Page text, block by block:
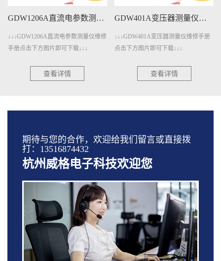
GDW401A变压器测量仪维修手册下载
↓↓↓GDW401A变压器测量仪维修手册
点击下方图片即可下载↓↓↓
查看详情
GDW401变压器测量仪维修手册下载
↓↓↓GDW401变压器测量仪维修手册点
击下方图片即可下载↓↓↓
查看详情
期待与您的合作，欢迎给我们留言或直接拨
打：13516874432
杭州威格电子科技欢迎您